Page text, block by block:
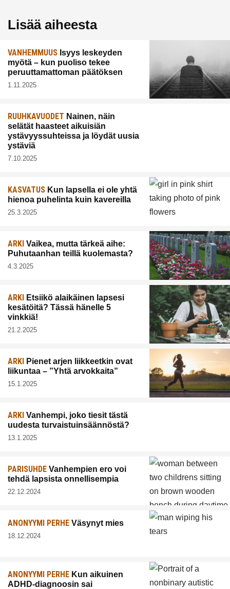
Lisää aiheesta
VANHEMMUUS Isyys leskeyden
myötä – kun puoliso tekee
peruuttamattoman päätöksen
1.11.2025
RUUHKAVUODET Nainen, näin
selätät haasteet aikuisiän
ystävyyssuhteissa ja löydät uusia
ystäviä
7.10.2025
KASVATUS Kun lapsella ei ole yhtä
hienoa puhelinta kuin kavereilla
25.3.2025
ARKI Vaikea, mutta tärkeä aihe:
Puhutaanhan teillä kuolemasta?
4.3.2025
ARKI Etsiikö alaikäinen lapsesi
kesätöitä? Tässä hänelle 5
vinkkiä!
21.2.2025
ARKI Pienet arjen liikkeetkin ovat
liikuntaa – ”Yhtä arvokkaita”
15.1.2025
ARKI Vanhempi, joko tiesit tästä
uudesta turvaistuinsäännöstä?
13.1.2025
PARISUHDE Vanhempien ero voi
tehdä lapsista onnellisempia
22.12.2024
ANONYYMI PERHE Väsynyt mies
18.12.2024
ANONYYMI PERHE Kun aikuinen
ADHD-diagnoosin sai